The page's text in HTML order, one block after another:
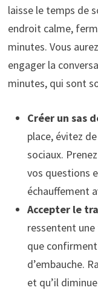
laisse le temps de
endroit calme,
minutes. Vous
engager la
minutes, qui sont
Créer un sas
place, évitez
sociaux.
vos questions
échauffement
Accepter le
ressentent
que
d’embauche.
et qu’il